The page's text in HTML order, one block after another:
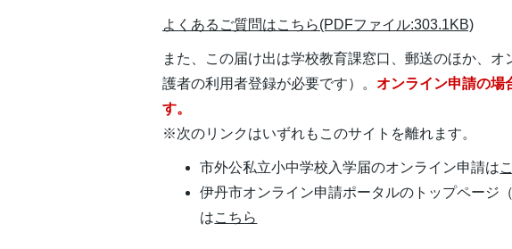
よくあるご質問はこちら(PDFファイル:303.1KB)
また、この届け出は学校教育課窓口、郵送のほか、
護者の利用者登録が必要です）。 オンライン申請の場
す。
※次のリンクはいずれもこのサイトを離れます。
市外公私立小中学校入学届のオンライン申請は
伊丹市オンライン申請ポータルのトップページ
はこちら